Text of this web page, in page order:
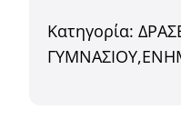
Κατηγορία:
ΓΥΜΝΑΣΙΟΥ,